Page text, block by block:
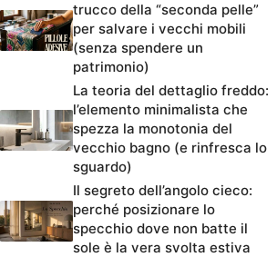
trucco della “seconda pelle”
per salvare i vecchi mobili
(senza spendere un
patrimonio)
La teoria del dettaglio freddo:
l’elemento minimalista che
spezza la monotonia del
vecchio bagno (e rinfresca lo
sguardo)
Il segreto dell’angolo cieco:
perché posizionare lo
specchio dove non batte il
sole è la vera svolta estiva